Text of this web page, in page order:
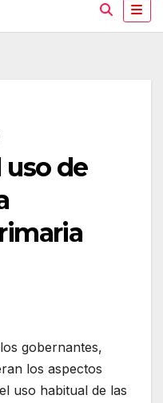
de
gobernantes,
los aspectos
uso habitual de las